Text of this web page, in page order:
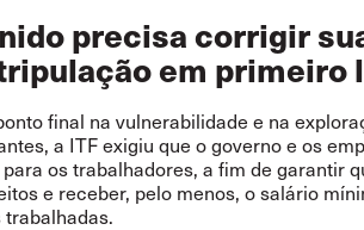
precisa corrigir
em primeiro
final na vulnerabilidade e na
a ITF exigiu que o governo e os
os trabalhadores, a fim de garantir
e receber, pelo menos, o salário
trabalhadas.